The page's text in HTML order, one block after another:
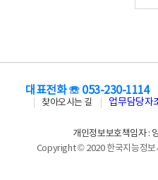
대표전화 ☏ 053-230-1114
찾아오시는 길
업무담당자
개인정보보호책임자 :
Copyright © 2020 한국지능정